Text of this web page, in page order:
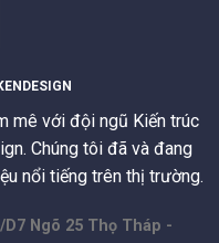
mê với đội ngũ Kiến trúc
Chúng tôi đã và đang
nổi tiếng trên thị trường.
Ngõ 25 Thọ Tháp -